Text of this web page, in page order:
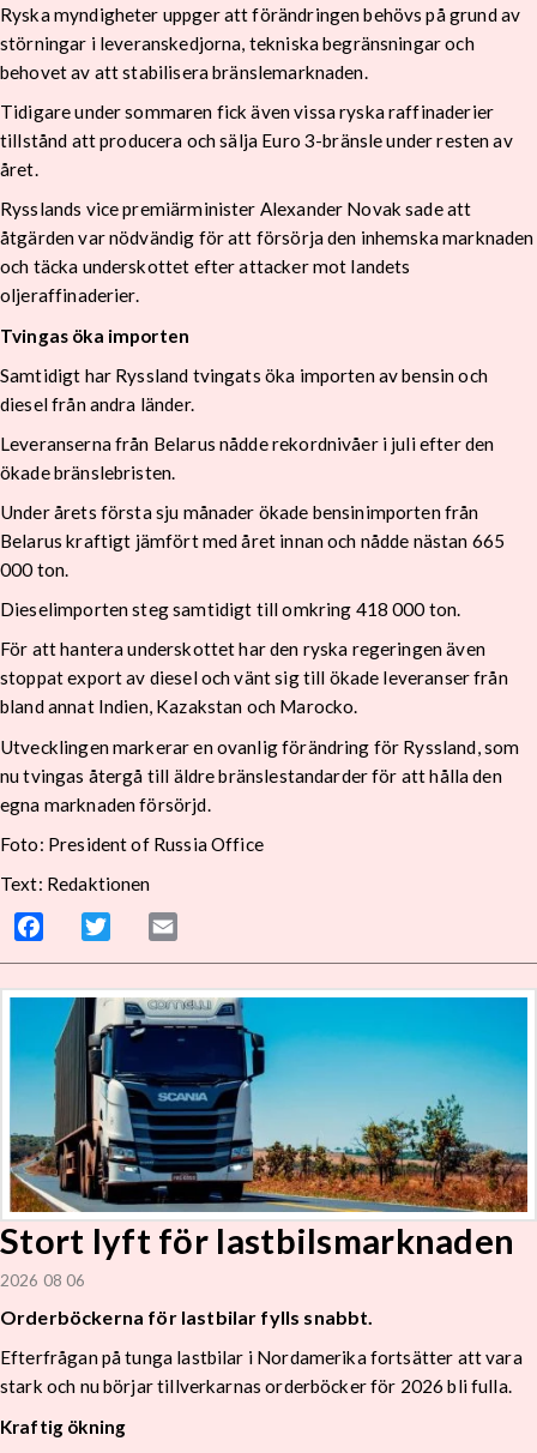
Ryska myndigheter uppger att förändringen behövs på grund av
störningar i leveranskedjorna, tekniska begränsningar och
behovet av att stabilisera bränslemarknaden.
Tidigare under sommaren fick även vissa ryska raffinaderier
tillstånd att producera och sälja Euro 3-bränsle under resten av
året.
Rysslands vice premiärminister Alexander Novak sade att
åtgärden var nödvändig för att försörja den inhemska marknaden
och täcka underskottet efter attacker mot landets
oljeraffinaderier.
Tvingas öka importen
Samtidigt har Ryssland tvingats öka importen av bensin och
diesel från andra länder.
Leveranserna från Belarus nådde rekordnivåer i juli efter den
ökade bränslebristen.
Under årets första sju månader ökade bensinimporten från
Belarus kraftigt jämfört med året innan och nådde nästan 665
000 ton.
Dieselimporten steg samtidigt till omkring 418 000 ton.
För att hantera underskottet har den ryska regeringen även
stoppat export av diesel och vänt sig till ökade leveranser från
bland annat Indien, Kazakstan och Marocko.
Utvecklingen markerar en ovanlig förändring för Ryssland, som
nu tvingas återgå till äldre bränslestandarder för att hålla den
egna marknaden försörjd.
Foto: President of Russia Office
Text: Redaktionen
Facebook Twitter
Stort lyft för lastbilsmarknaden
2026 08 06
Orderböckerna för lastbilar fylls snabbt.
Efterfrågan på tunga lastbilar i Nordamerika fortsätter att vara
stark och nu börjar tillverkarnas orderböcker för 2026 bli fulla.
Kraftig ökning